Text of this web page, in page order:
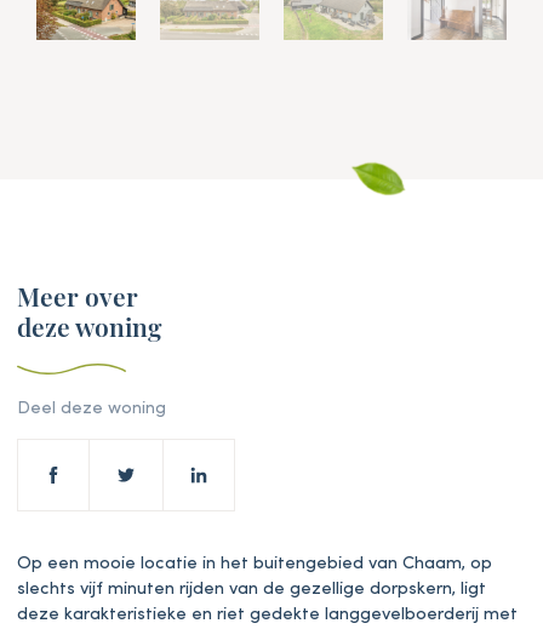
Meer over
deze woning
Deel deze woning
Op een mooie locatie in het buitengebied van Chaam, op
slechts vijf minuten rijden van de gezellige dorpskern, ligt
deze karakteristieke en riet gedekte langgevelboerderij met